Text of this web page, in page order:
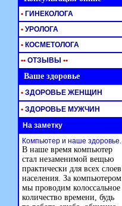
• ГИНЕКОЛОГА
• УРОЛОГА
• КОСМЕТОЛОГА
•• ОТЗЫВЫ ••
Ваше здоровье
• ЗДОРОВЬЕ ЖЕНЩИН
• ЗДОРОВЬЕ МУЖЧИН
На заметку
Компьютер и наше здоровье.
В наше время компьютер
стал незаменимой вещью
практически для всех слоев
населения. За компьютером
мы проводим колоссальное
количество времени, будь